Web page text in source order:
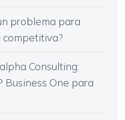
problema para
Consulting:
Business One para